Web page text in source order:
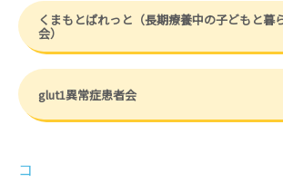
くまもとぱれっと（長期療養中の子どもと暮
会）
glut1異常症患者会
コ